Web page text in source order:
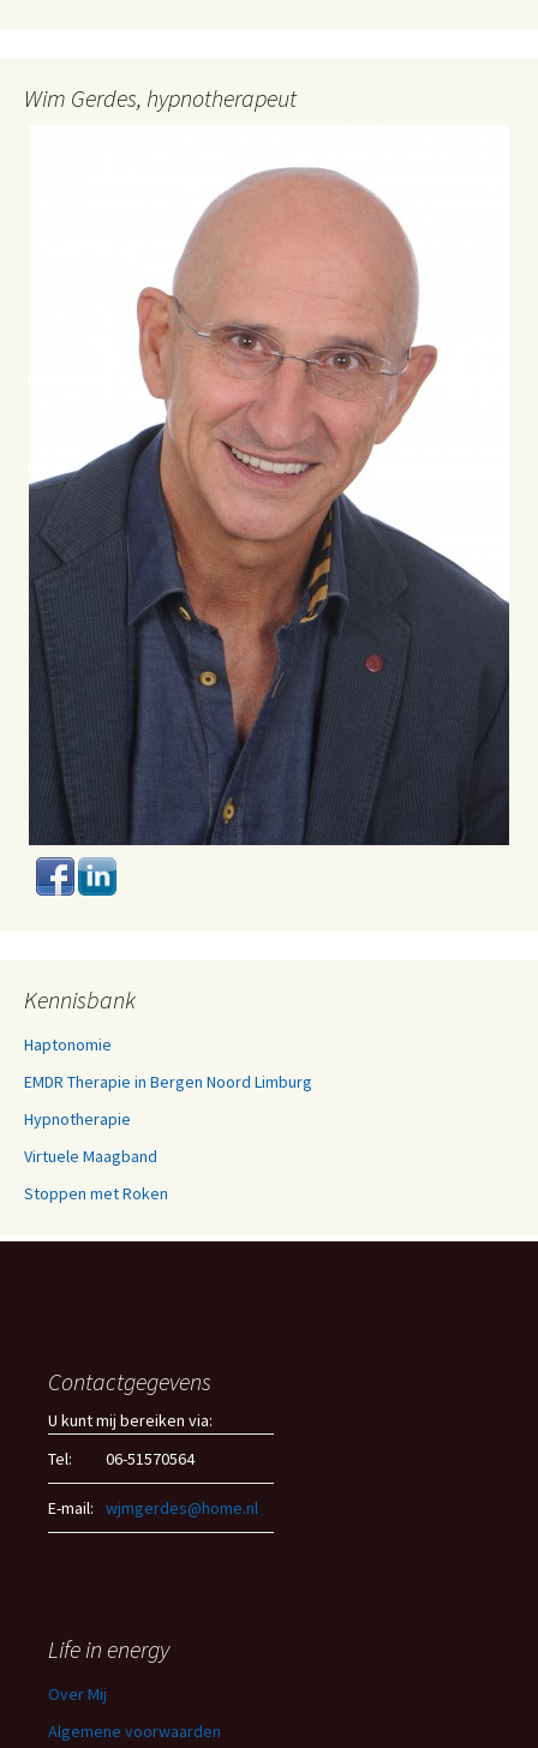
Wim Gerdes, hypnotherapeut
Kennisbank
Haptonomie
EMDR Therapie in Bergen Noord Limburg
Hypnotherapie
Virtuele Maagband
Stoppen met Roken
Contactgegevens
U kunt mij bereiken via:
Tel:
06-51570564
E-mail: wjmgerdes@home.nl
Life in energy
Over Mij
Algemene voorwaarden